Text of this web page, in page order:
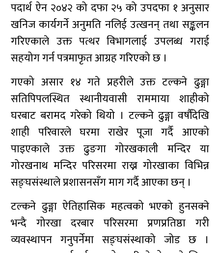
पदार्थ ऐन २०४२ को दफा २५ को उपदफा १ अनुसार
खनिज कार्यगर्ने अनुमति नलिई उत्खनन् तथा सङ्कलन
गरिएकाले उक्त पत्थर विभागलाई उपलब्ध गराई
सहयोग गर्न पत्रमाफृत आग्रह गरिएको छ ।
गएको असार १४ गते प्रहरीले उक्त टल्कने ढुङ्गा
सतिपिपलस्थित स्थानीयवासी राममाया शाहीको
घरबाट बरामद गरेको थियो । टल्कने ढुङ्गा वर्षौंदेखि
शाही परिवारले घरमा राखेर पूजा गर्दै आएको
पाइएकाले उक्त ढुङगा गोरखकाली मन्दिर या
गोरखनाथ मन्दिर परिसरमा राख्न गोरखाका विभिन्न
सङ्घसंस्थाले प्रशासनसँग माग गर्दै आएका छन् ।
टल्कने ढुङ्गा ऐतिहासिक महत्वको भएको हुनसक्ने
भन्दै गोरखा दरबार परिसरमा प्रणप्रतिष्ठा गरी
व्यवस्थापन गनुपर्नेमा सङ्घसंस्थाको जोड छ ।